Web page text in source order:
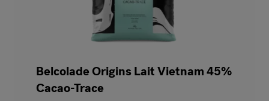
Belcolade Origins Lait Vietnam 45%
Cacao-Trace